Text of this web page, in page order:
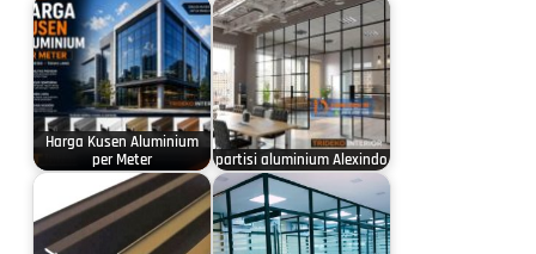
Harga Kusen Aluminium
per Meter
partisi aluminium Alexindo